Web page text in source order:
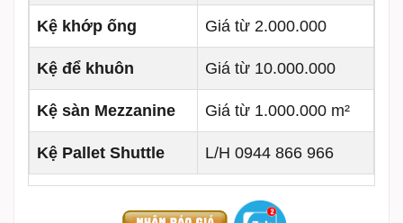
Kệ khớp ống Giá từ 2.000.000
Kệ để khuôn Giá từ 10.000.000
Kệ sàn Mezzanine Giá từ 1.000.000 m²
Kệ Pallet Shuttle L/H 0944 866 966